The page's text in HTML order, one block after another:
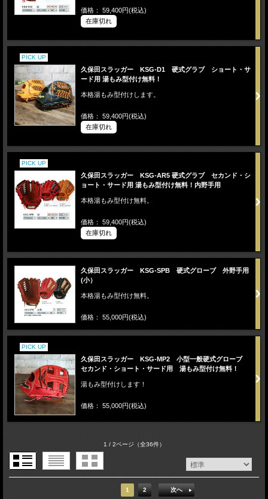
価格： 59,400円(税込)
在庫切れ
PICK UP
久保田スラッガー KSG-D1 硬式グラブ ショート・サ
ード用 湯もみ型付け無料！
本格湯もみ型付けします。
価格： 59,400円(税込)
在庫切れ
PICK UP
久保田スラッガー KSG-AR5 硬式グラブ セカンド・シ
ョート・サード用 湯もみ型付け無料！内野手用
本格湯もみ型付け無料。
価格： 59,400円(税込)
在庫切れ
久保田スラッガー KSG-SPB 硬式グローブ 外野手用
(小）
本格湯もみ型付け無料。
価格： 55,000円(税込)
PICK UP
久保田スラッガー KSG-MP2 小型一般硬式グローブ
セカンド・ショート・サード用 湯もみ型付け無料！
湯もみ型付けします！
価格： 55,000円(税込)
1 / 2ページ（全36件）
1 2 次へ